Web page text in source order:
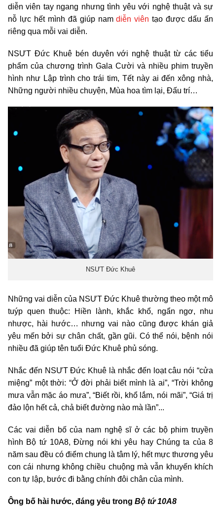
diễn viên tay ngang nhưng tình yêu với nghệ thuật và sự
nỗ lực hết mình đã giúp namdiễn viên tạo được dấu ấn
riêng qua mỗi vai diễn.
NSƯT Đức Khuê bén duyên với nghệ thuật từ các tiểu
phẩm của chương trình Gala Cười và nhiều phim truyền
hình như Lập trình cho trái tim, Tết này ai đến xông nhà,
Những người nhiều chuyện, Mùa hoa tìm lại, Đấu trí…
NSƯT Đức Khuê
Những vai diễn của NSƯT Đức Khuê thường theo một mô
tuýp quen thuộc: Hiền lành, khắc khổ, ngẩn ngơ, nhu
nhược, hài hước… nhưng vai nào cũng được khán giả
yêu mến bởi sự chân chất, gần gũi. Có thể nói, bệnh nói
nhiều đã giúp tên tuổi Đức Khuê phủ sóng.
Nhắc đến NSƯT Đức Khuê là nhắc đến loạt câu nói “cửa
miệng” một thời: “Ở đời phải biết mình là ai”, “Trời không
mưa vẫn mặc áo mưa”, “Biết rồi, khổ lắm, nói mãi”, “Giá trị
đảo lộn hết cả, chả biết đường nào mà lần”...
Các vai diễn bố của nam nghệ sĩ ở các bộ phim truyền
hình Bộ tứ 10A8, Đừng nói khi yêu hay Chúng ta của 8
năm sau đều có điểm chung là tâm lý, hết mực thương yêu
con cái nhưng không chiều chuộng mà vẫn khuyến khích
con tự lập, bước đi bằng chính đôi chân của mình.
Ông bố hài hước, đáng yêu trong Bộ tứ 10A8